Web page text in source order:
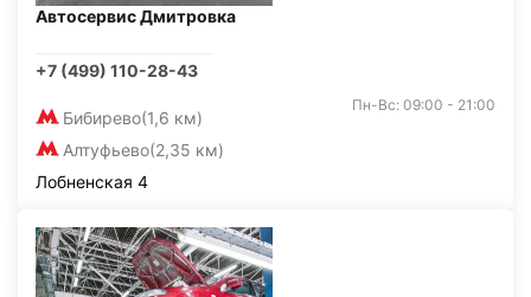
Автосервис Дмитровка
+7 (499) 110-28-43
Бибирево(1,6 км)
Алтуфьево(2,35 км)
Пн-Вс: 09:00 - 21:00
Лобненская 4